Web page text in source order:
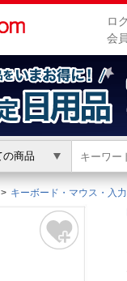
ロ
会
の商品
ン
キーボード・マウス・入